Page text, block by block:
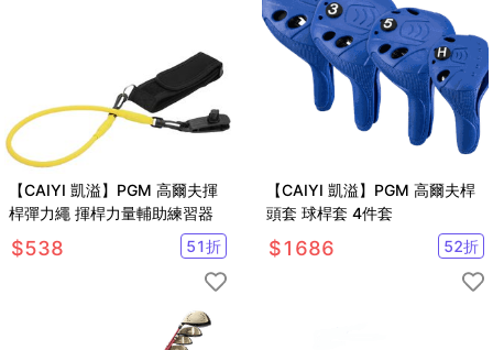
【CAIYI 凱溢】PGM 高爾夫揮
桿彈力繩 揮桿力量輔助練習器
$538 51折
【CAIYI 凱溢】PGM 高爾夫桿
頭套 球桿套 4件套
$1686 52折